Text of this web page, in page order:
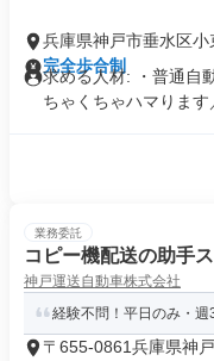
兵庫県神戸市垂水区小
完全歩合制
求める人材: ・普通自
ちゃくちゃハマります
業務委託
コピー機配送の助手
神戸運送自動車株式会社
経験不問！平日のみ・
〒655-0861兵庫県神